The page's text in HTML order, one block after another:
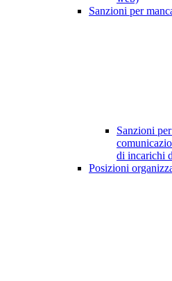
Sanzioni per
Sanzioni
di incarichi
Posizioni